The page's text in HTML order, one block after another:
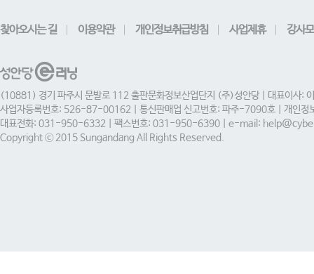
찾아오시는 길 이용약관 개인정보취급방침 사업제휴 강사
(10881) 경기 파주시 문발로 112 출판문화정보산업단지 (주)성안당 | 대표이사:
사업자등록번호: 526-87-00162 | 통신판매업 신고번호: 파주-7090호 | 개인정
대표전화: 031-950-6332 | 팩스번호: 031-950-6390 | e-mail:
Copyright ⓒ 2015 Sungandang All Rights Reserved.